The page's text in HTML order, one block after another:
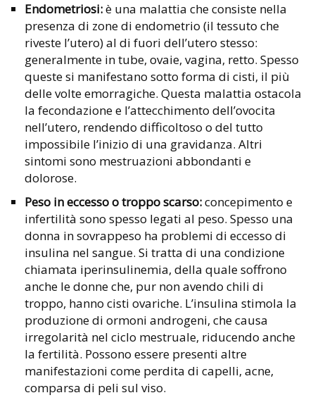
Endometriosi:è una malattia che consiste nella
presenza di zone di endometrio (il tessuto che
riveste l’utero) al di fuori dell’utero stesso:
generalmente in tube, ovaie, vagina, retto. Spesso
queste si manifestano sotto forma di cisti, il più
delle volte emorragiche. Questa malattia ostacola
la fecondazione e l’attecchimento dell’ovocita
nell’utero, rendendo difficoltoso o del tutto
impossibile l’inizio di una gravidanza. Altri
sintomi sono mestruazioni abbondanti e
dolorose.
Peso in eccesso o troppo scarso:concepimento e
infertilità sono spesso legati al peso. Spesso una
donna in sovrappeso ha problemi di eccesso di
insulina nel sangue. Si tratta di una condizione
chiamata iperinsulinemia, della quale soffrono
anche le donne che, pur non avendo chili di
troppo, hanno cisti ovariche. L’insulina stimola la
produzione di ormoni androgeni, che causa
irregolarità nel ciclo mestruale, riducendo anche
la fertilità. Possono essere presenti altre
manifestazioni come perdita di capelli, acne,
comparsa di peli sul viso.